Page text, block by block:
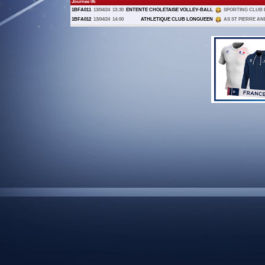
Journée 06
1BFA011 13/04/24 13:30 ENTENTE CHOLETAISE VOLLEY-BALL
SPORTING CLUB
1BFA012 13/04/24 14:00 ATHLETIQUE CLUB LONGUEEN AS ST PIERRE